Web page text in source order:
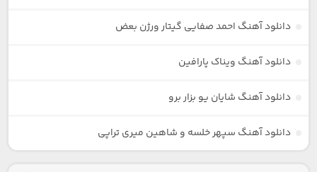
دانلود آهنگ احمد صفایی گیتار ورژن بعض
دانلود آهنگ ویناک پارافین
دانلود آهنگ شایان یو بزار برو
دانلود آهنگ سپهر خلسه و شاهین میری تراپی